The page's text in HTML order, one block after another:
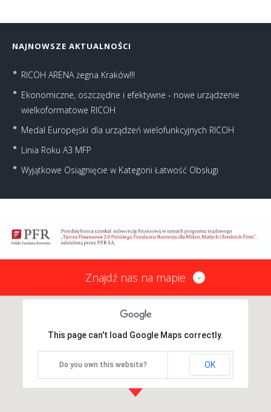
NAJNOWSZE AKTUALNOŚCI
RICOH ARENA żegna Kraków!!!
Ekonomiczne, oszczędne i efektywne - nowe urządzenie
wielkoformatowe RICOH
Medal Europejski dla urządzeń wielofunkcyjnych RICOH
Linia Roku A3 MFP
Wyjątkowe Osiągnięcie w Kategorii Łatwość Obsługi
Znajdź nas na mapie
This page can't load Google Maps correctly.
Do you own this website? OK